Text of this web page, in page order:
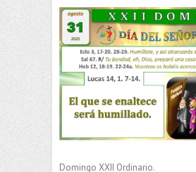
Domingo XXII Ordinario.